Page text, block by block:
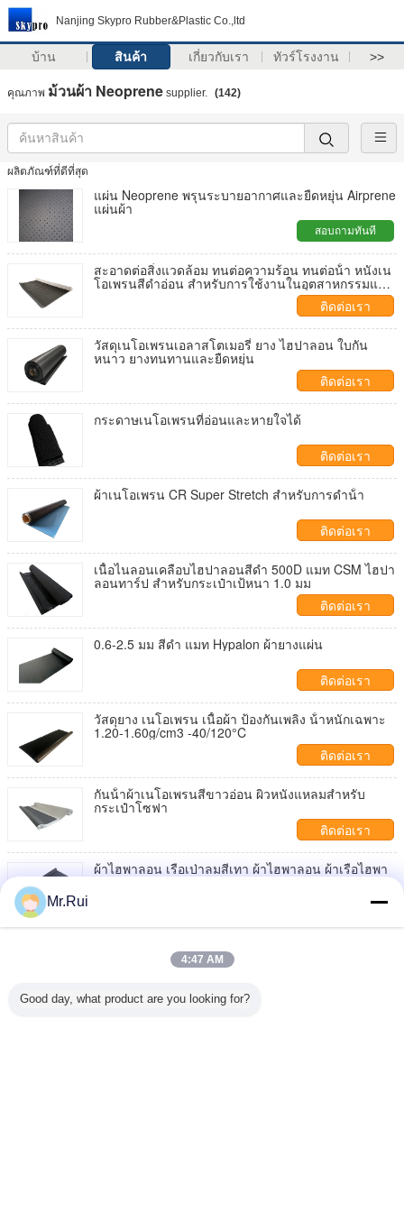
Nanjing Skypro Rubber&Plastic Co.,ltd
บ้าน สินค้า เกี่ยวกับเรา ทัวร์โรงงาน >>
คุณภาพ ม้วนผ้า Neoprene supplier. (142)
ผลิตภัณฑ์ที่ดีที่สุด
แผ่น Neoprene พรุนระบายอากาศและยืดหยุ่น Airprene
แผ่นผ้า
สอบถามทันที
สะอาดต่อสิ่งแวดล้อม ทนต่อความร้อน ทนต่อน้ํา หนังเน
โอเพรนสีดําอ่อน สําหรับการใช้งานในอุตสาหกรรมและ
ติดต่อเรา
วัสดุเนโอเพรนเอลาสโตเมอรี่ ยาง ไฮปาลอน ใบกัน
หนาว ยางทนทานและยืดหยุ่น
ติดต่อเรา
กระดาษเนโอเพรนที่อ่อนและหายใจได้
ติดต่อเรา
ผ้าเนโอเพรน CR Super Stretch สําหรับการดําน้ํา
ติดต่อเรา
เนื้อไนลอนเคลือบไฮปาลอนสีดํา 500D แมท CSM ไฮปา
ลอนทาร์ป สําหรับกระเป๋าเป้หนา 1.0 มม
ติดต่อเรา
0.6-2.5 มม สีดํา แมท Hypalon ผ้ายางแผ่น
ติดต่อเรา
วัสดุยาง เนโอเพรน เนื้อผ้า ป้องกันเพลิง น้ําหนักเฉพาะ
1.20-1.60g/cm3 -40/120°C
ติดต่อเรา
กันน้ําผ้าเนโอเพรนสีขาวอ่อน ผิวหนังแหลมสําหรับ
กระเป๋าโซฟา
ติดต่อเรา
ผ้าไฮพาลอน เรือเป่าลมสีเทา ผ้าไฮพาลอน ผ้าเรือไฮพา
ลอน
Mr.Rui
4:47 AM
Good day, what product are you looking for?